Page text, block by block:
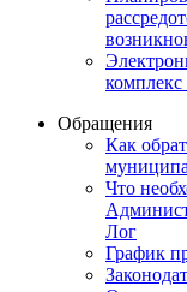
комплекс
Обращения
Как
Что
Лог
График